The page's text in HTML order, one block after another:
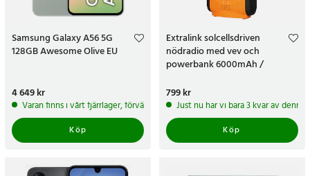
Samsung Galaxy A56 5G
128GB Awesome Olive EU
Pris:4 649 kr
4 649 kr
Varan finns i vårt fjärrlager, förväntas skickas inom 5-7 arbetsdagar
Köp
Extralink solcellsdriven
nödradio med vev och
powerbank 6000mAh /
larm
Pris:799 kr
799 kr
Just nu har vi bara 3 kvar av denna
Köp